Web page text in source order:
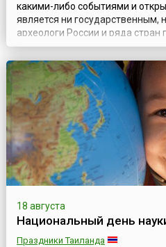
какими-либо событиями и
является ни государственным,
археологи России и ряда стран
пространства отмечают свой
15 августа. Существует
возникновения. По одной из
августа День археолога
18 августа
Национальный день
Праздники Таиланда